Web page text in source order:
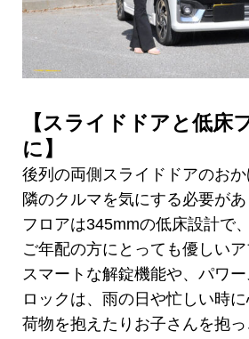
【スライドドアと低床
に】
後列の両側スライドドアのお
隣のクルマを気にする必要があ
フロアは345mmの低床設計で
ご年配の方にとっても優しいア
スマートな解錠機能や、パワ
ロックは、雨の日や忙しい時に
荷物を抱えたりお子さんを抱